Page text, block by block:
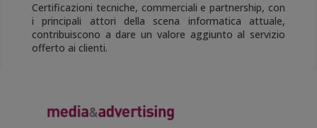
Certificazioni tecniche, commerciali e partnership, con
i principali attori della scena informatica attuale,
contribuiscono a dare un valore aggiunto al servizio
offerto ai clienti.